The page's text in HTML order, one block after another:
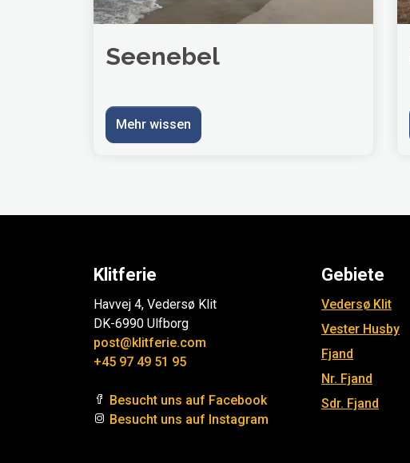
Seenebel
Mehr wissen
Klitferie
Havvej 4, Vedersø Klit
DK-6990 Ulfborg
post@klitferie.com
+45 97 49 51 95
Besucht uns auf Facebook
Besucht uns auf Instagram
Gebiete
Vedersø Klit
Vester Husby
Fjand
Nr. Fjand
Sdr. Fjand